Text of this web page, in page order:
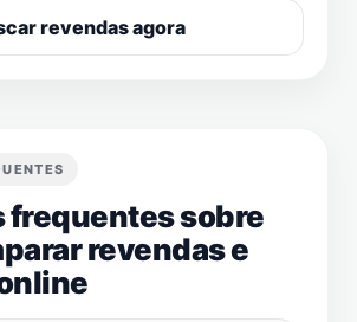
revendas agora
frequentes sobre
revendas e